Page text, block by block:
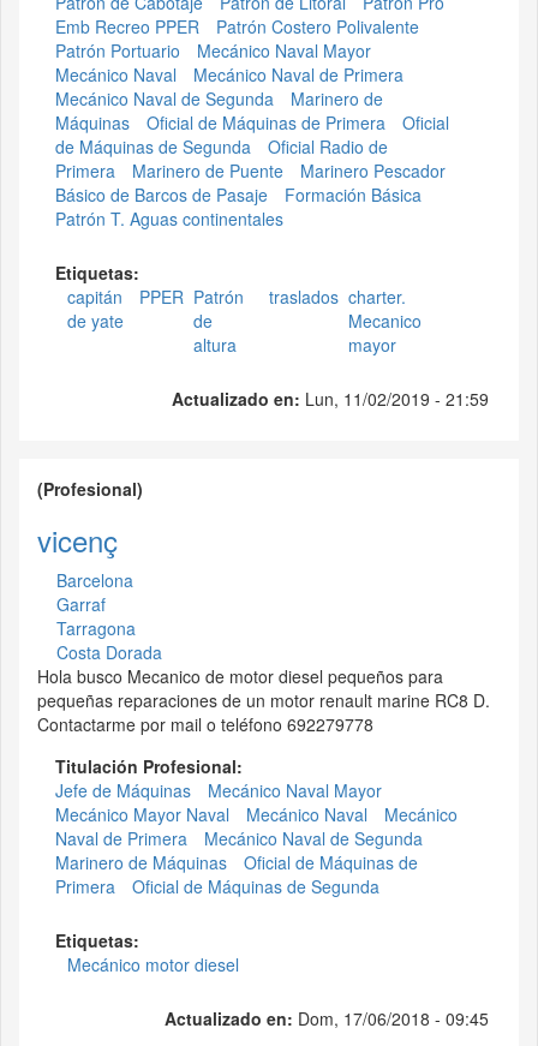
Emb Recreo PPER
Patrón Costero Polivalente
Patrón Portuario
Mecánico Naval Mayor
Mecánico Naval
Mecánico Naval de Primera
Mecánico Naval de Segunda
Marinero de
Máquinas
Oficial de Máquinas de Primera
Oficial
de Máquinas de Segunda
Oficial Radio de
Primera
Marinero de Puente
Marinero Pescador
Básico de Barcos de Pasaje
Formación Básica
Patrón T. Aguas continentales
Etiquetas:
capitán
de yate
PPER Patrón
de
altura
traslados charter.
Mecanico
mayor
Actualizado en: Lun, 11/02/2019 - 21:59
(Profesional)
vicenç
Barcelona
Garraf
Tarragona
Costa Dorada
Hola busco Mecanico de motor diesel pequeños para
pequeñas reparaciones de un motor renault marine RC8 D.
Contactarme por mail o teléfono 692279778
Titulación Profesional:
Jefe de Máquinas
Mecánico Naval Mayor
Mecánico Mayor Naval
Mecánico Naval
Mecánico
Naval de Primera
Mecánico Naval de Segunda
Marinero de Máquinas
Oficial de Máquinas de
Primera
Oficial de Máquinas de Segunda
Etiquetas:
Mecánico motor diesel
Actualizado en: Dom, 17/06/2018 - 09:45